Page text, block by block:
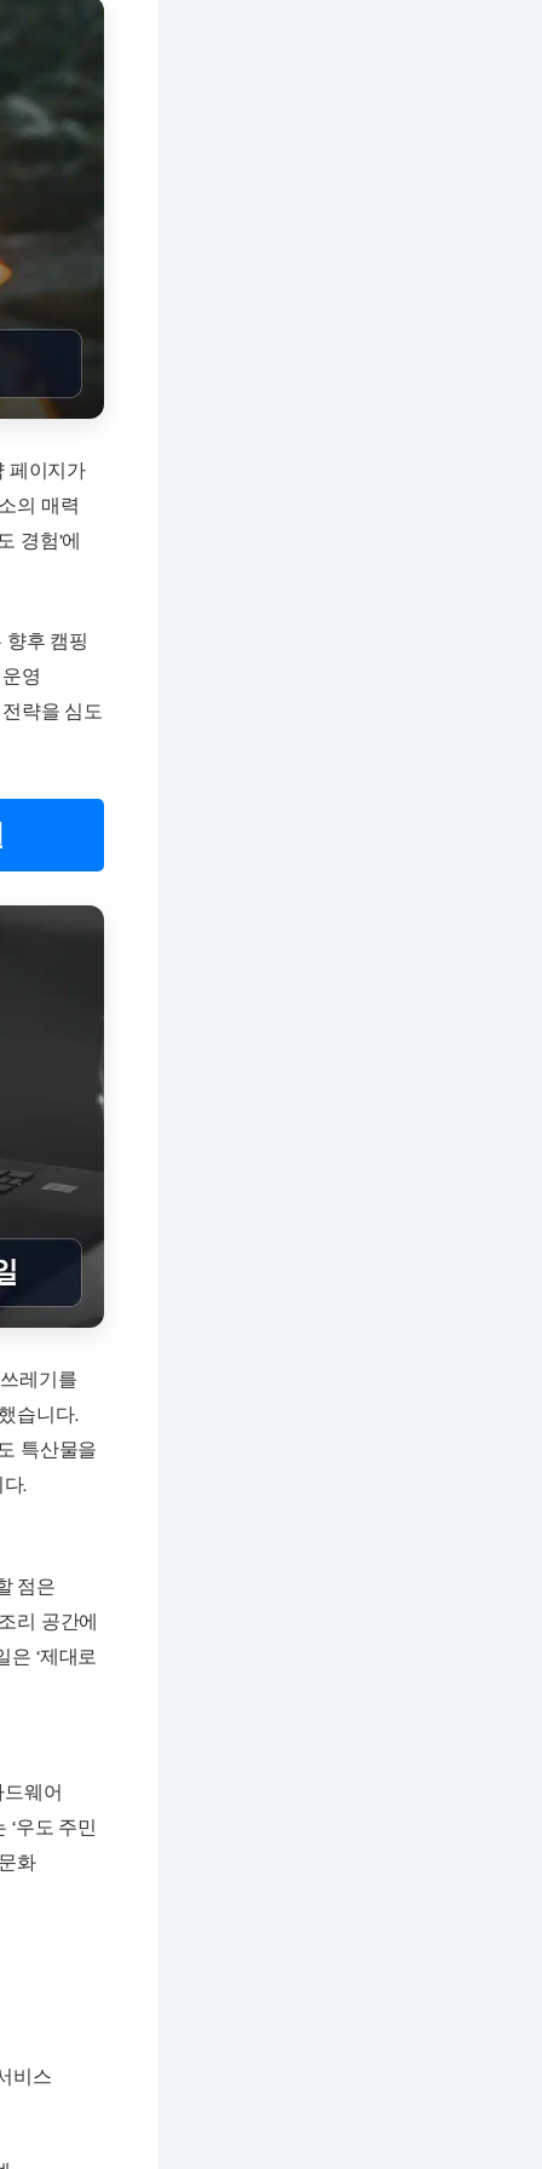
페이지가
의 매력
경험’에
후 캠핑
영
략을 심도
레기를
습니다.
특산물을
.
점은
리 공간에
‘제대로
웨어
우도 주민
화
비스